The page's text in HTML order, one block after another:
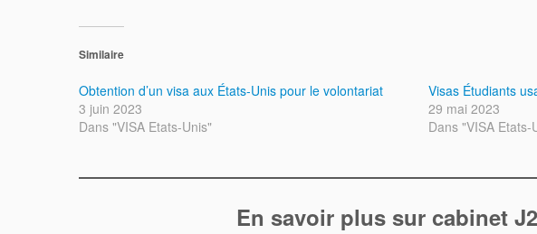
Similaire
Obtention d’un visa aux États-Unis pour le volontariat
3 juin 2023
Dans "VISA Etats-Unis"
Visas Étudiants
29 mai 2023
Dans "VISA Etats-
En savoir plus sur cabinet